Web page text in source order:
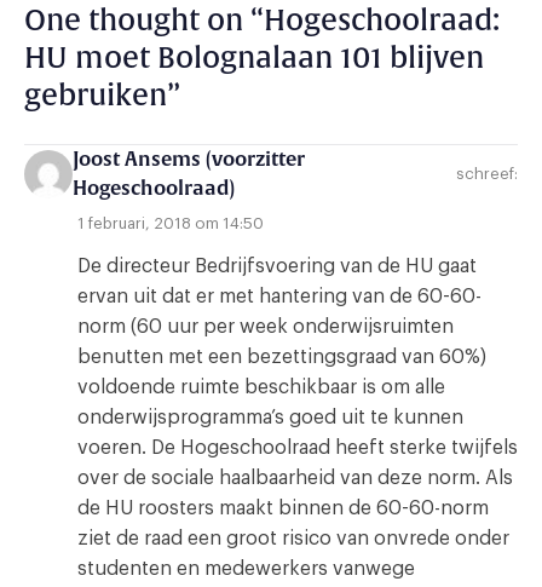
One thought on “Hogeschoolraad:
HU moet Bolognalaan 101 blijven
gebruiken”
Joost Ansems (voorzitter
Hogeschoolraad)
schreef:
1 februari, 2018 om 14:50
De directeur Bedrijfsvoering van de HU gaat
ervan uit dat er met hantering van de 60-60-
norm (60 uur per week onderwijsruimten
benutten met een bezettingsgraad van 60%)
voldoende ruimte beschikbaar is om alle
onderwijsprogramma’s goed uit te kunnen
voeren. De Hogeschoolraad heeft sterke twijfels
over de sociale haalbaarheid van deze norm. Als
de HU roosters maakt binnen de 60-60-norm
ziet de raad een groot risico van onvrede onder
studenten en medewerkers vanwege